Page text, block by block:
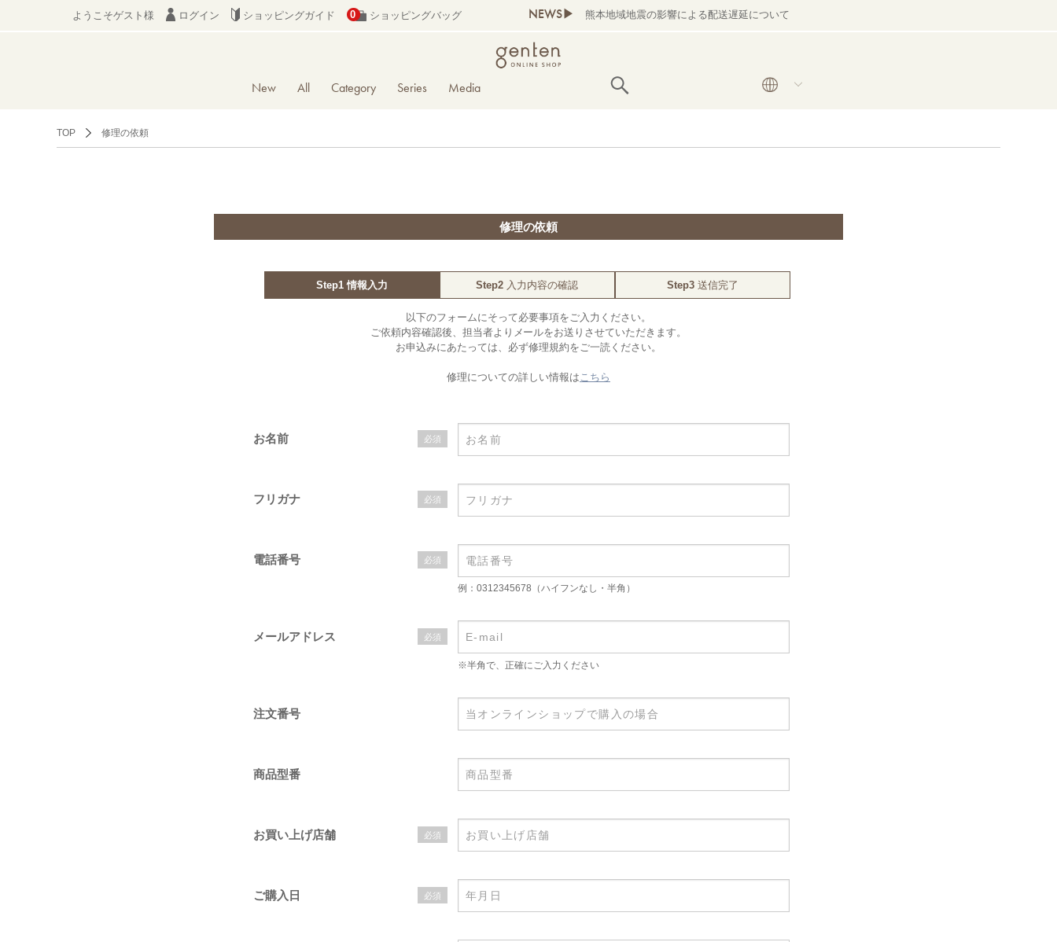
ようこそゲスト様 ログイン ショッピングガイド ショッピングバッグ
0 NEWS▶ 熊本地域地震の影響による配送遅延について
New All Category Series Media
TOP 修理の依頼
修理の依頼
Step1情報入力 Step2 入力内容の確認 Step3送信完了
以下のフォームにそって必要事項をご入力ください。
ご依頼内容確認後、担当者よりメールをお送りさせていただきます。
お申込みにあたっては、必ず修理規約をご一読ください。
修理についての詳しい情報は こちら
お名前 必須
フリガナ 必須
電話番号 必須
例：0312345678（ハイフンなし・半角）
メールアドレス 必須
※半角で、正確にご入力ください
注文番号
商品型番
お買い上げ店舗 必須
ご購入日 必須